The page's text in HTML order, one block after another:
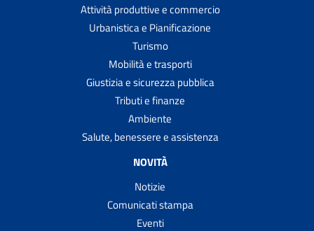
Attività produttive e commercio
Urbanistica e Pianificazione
Turismo
Mobilità e trasporti
Giustizia e sicurezza pubblica
Tributi e finanze
Ambiente
Salute, benessere e assistenza
NOVITÀ
Notizie
Comunicati stampa
Eventi